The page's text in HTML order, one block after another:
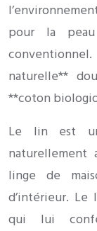
pour la
naturelle**
**coton
Le lin est
linge de
d’intérieur.
qui lui